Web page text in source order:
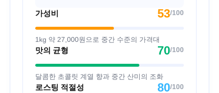
가성비 53/100
1kg 약 27,000원으로 중간 수준의 가격대
맛의 균형 70/100
달콤한 초콜릿 계열 향과 중간 산미의 조화
로스팅 적절성 80/100